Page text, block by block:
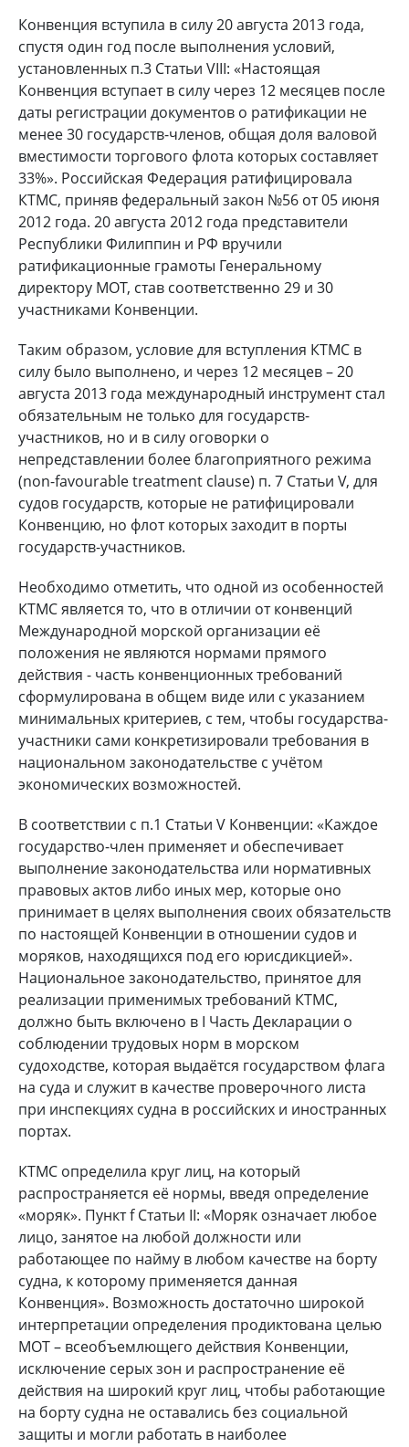
Конвенция вступила в силу 20 августа 2013 года,
спустя один год после выполнения условий,
установленных п.3 Статьи VIII: «Настоящая
Конвенция вступает в силу через 12 месяцев после
даты регистрации документов о ратификации не
менее 30 государств-членов, общая доля валовой
вместимости торгового флота которых составляет
33%». Российская Федерация ратифицировала
КТМС, приняв федеральный закон №56 от 05 июня
2012 года. 20 августа 2012 года представители
Республики Филиппин и РФ вручили
ратификационные грамоты Генеральному
директору МОТ, став соответственно 29 и 30
участниками Конвенции.
Таким образом, условие для вступления КТМС в
силу было выполнено, и через 12 месяцев – 20
августа 2013 года международный инструмент стал
обязательным не только для государств-
участников, но и в силу оговорки о
непредставлении более благоприятного режима
(non-favourable treatment clause) п. 7 Статьи V, для
судов государств, которые не ратифицировали
Конвенцию, но флот которых заходит в порты
государств-участников.
Необходимо отметить, что одной из особенностей
КТМС является то, что в отличии от конвенций
Международной морской организации её
положения не являются нормами прямого
действия - часть конвенционных требований
сформулирована в общем виде или с указанием
минимальных критериев, с тем, чтобы государства-
участники сами конкретизировали требования в
национальном законодательстве с учётом
экономических возможностей.
В соответствии с п.1 Статьи V Конвенции: «Каждое
государство-член применяет и обеспечивает
выполнение законодательства или нормативных
правовых актов либо иных мер, которые оно
принимает в целях выполнения своих обязательств
по настоящей Конвенции в отношении судов и
моряков, находящихся под его юрисдикцией».
Национальное законодательство, принятое для
реализации применимых требований КТМС,
должно быть включено в I Часть Декларации о
соблюдении трудовых норм в морском
судоходстве, которая выдаётся государством флага
на суда и служит в качестве проверочного листа
при инспекциях судна в российских и иностранных
портах.
КТМС определила круг лиц, на который
распространяется её нормы, введя определение
«моряк». Пункт f Статьи II: «Моряк означает любое
лицо, занятое на любой должности или
работающее по найму в любом качестве на борту
судна, к которому применяется данная
Конвенция». Возможность достаточно широкой
интерпретации определения продиктована целью
МОТ – всеобъемлющего действия Конвенции,
исключение серых зон и распространение её
действия на широкий круг лиц, чтобы работающие
на борту судна не оставались без социальной
защиты и могли работать в наиболее